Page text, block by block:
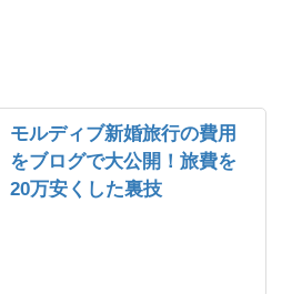
モルディブ新婚旅行の費用
をブログで大公開！旅費を
20万安くした裏技